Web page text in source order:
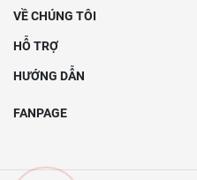
VỀ CHÚNG TÔI
HỖ TRỢ
HƯỚNG DẪN
FANPAGE